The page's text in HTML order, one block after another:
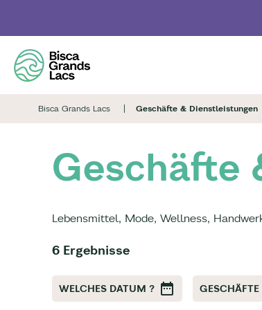
main
content
Bisca Grands Lacs Geschäfte & Dienstleistungen
Geschäfte
Lebensmittel, Mode, Wellness,
6 Ergebnisse
WELCHES DATUM ?